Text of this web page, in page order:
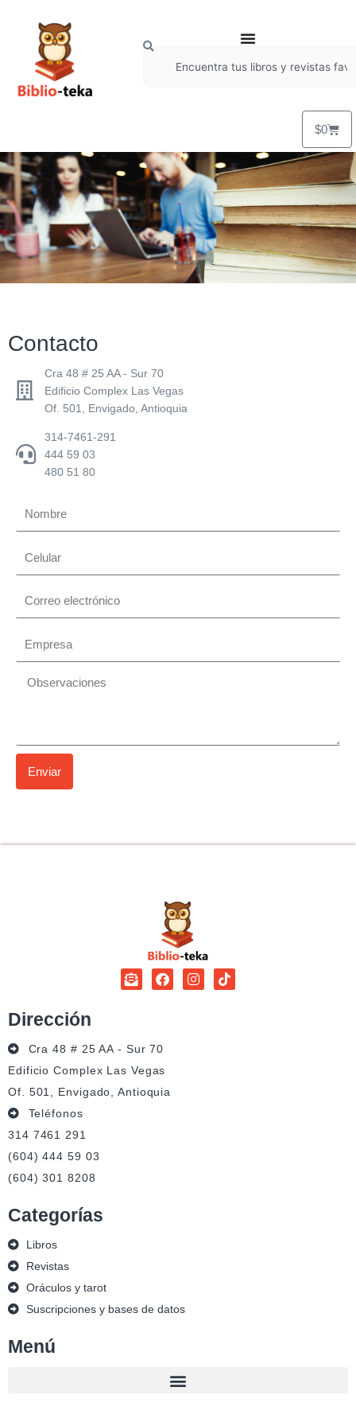
$0
Contacto
Cra 48 # 25 AA - Sur 70
Edificio Complex Las Vegas
Of. 501, Envigado, Antioquia
314-7461-291
444 59 03
480 51 80
Enviar
Dirección
Cra 48 # 25 AA - Sur 70
Edificio Complex Las Vegas
Of. 501, Envigado, Antioquia
Teléfonos
314 7461 291
(604) 444 59 03
(604) 301 8208
Categorías
Libros
Revistas
Oráculos y tarot
Suscripciones y bases de datos
Menú